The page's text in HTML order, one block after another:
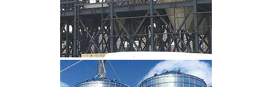
CLIQUEZ POUR AGRANDIR